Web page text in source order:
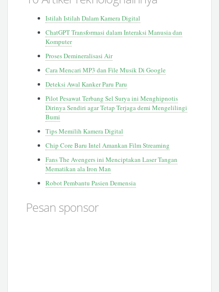
Istilah Istilah Dalam Kamera Digital
ChatGPT Transformasi dalam Interaksi Manusia dan
Komputer
Proses Demineralisasi Air
Cara Mencari MP3 dan File Musik Di Google
Deteksi Awal Kanker Paru Paru
Pilot Pesawat Terbang Sel Surya ini Menghipnotis
Dirinya Sendiri agar Tetap Terjaga demi Mengelilingi
Bumi
Tips Memilih Kamera Digital
Chip Core Baru Intel Amankan Film Streaming
Fans The Avengers ini Menciptakan Laser Tangan
Mematikan ala Iron Man
Robot Pembantu Pasien Demensia
Pesan sponsor